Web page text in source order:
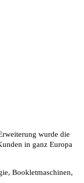
wurde die
in ganz Europa
Bookletmaschinen,